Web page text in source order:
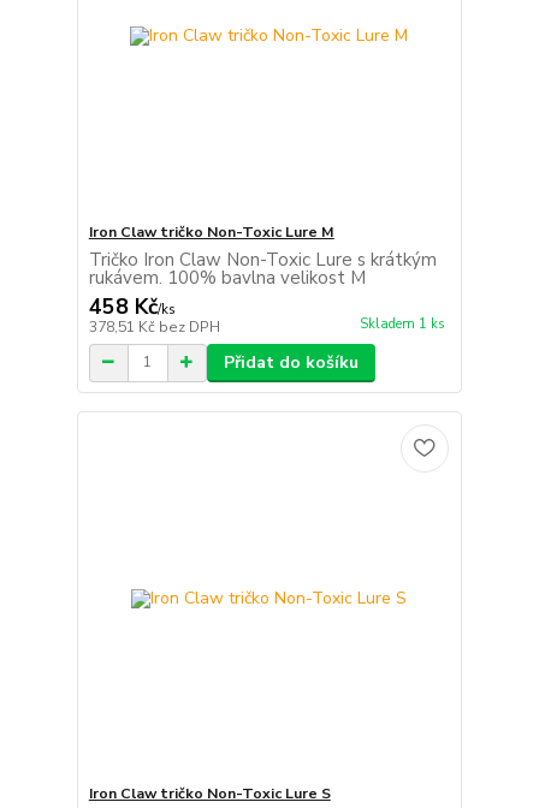
Iron Claw tričko Non-Toxic Lure M
Tričko Iron Claw Non-Toxic Lure s krátkým
rukávem. 100% bavlna velikost M
458 Kč/ks
378,51 Kč bez DPH Skladem 1 ks
Přidat do košíku
Iron Claw tričko Non-Toxic Lure S